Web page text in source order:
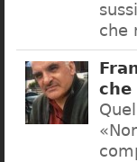
che
che